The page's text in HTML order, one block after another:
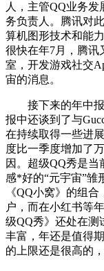
人，主管QQ业务
务负责人。腾讯对
算机图形技术和能
很快在年7月，腾讯
室，开发游戏社交
宙的消息。
接下来的年中报
报中还谈到了与
在持续取得一些进
度比一季度增加了
因。超级QQ秀是
感*好的“元宇宙”雏
《QQ小窝》的组
户，而在小红书等
级QQ秀》还处在测
丰富，年还是值得
的上限还是很高的